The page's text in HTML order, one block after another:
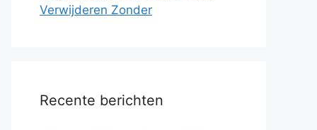
Verwijderen Zonder
Recente berichten